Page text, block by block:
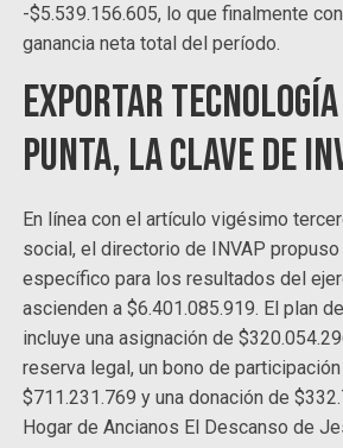
-$5.539.156.605, lo que finalmente
ganancia neta total del período.
Exportar tecnología
punta, la clave de
En línea con el artículo vigésimo
social, el directorio de INVAP
específico para los resultados del
ascienden a $6.401.085.919. El plan
incluye una asignación de
reserva legal, un bono de
$711.231.769 y una donación de
Hogar de Ancianos El Descanso de